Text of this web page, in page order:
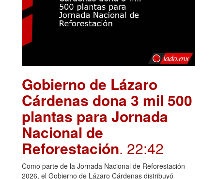
Gobierno de Lázaro
Cárdenas dona 3 mil 500
plantas para Jornada
Nacional de
Reforestación. 22:42
Como parte de la Jornada Nacional de Reforestación
2026, el Gobierno de Lázaro Cárdenas distribuyó